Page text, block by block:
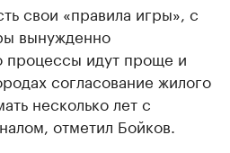
свои «правила игры», с
вынужденно
процессы идут проще и
согласование жилого
несколько лет с
отметил Бойков.